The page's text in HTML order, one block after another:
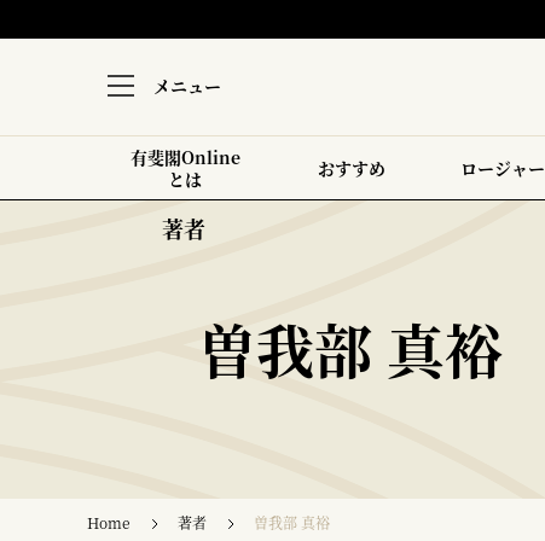
メニュー
有斐閣Online
とは
おすすめ ロージャ
著者
曽我部 真裕
Home 著者 曽我部 真裕